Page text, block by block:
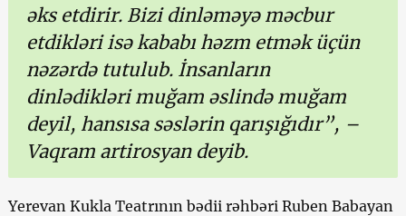
əks etdirir. Bizi dinləməyə məcbur
etdikləri isə kababı həzm etmək üçün
nəzərdə tutulub. İnsanların
dinlədikləri muğam əslində muğam
deyil, hansısa səslərin qarışığıdır”, –
Vaqram artirosyan deyib.
Yerevan Kukla Teatrının bədii rəhbəri Ruben Babayan